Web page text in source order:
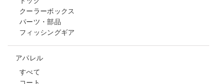
クーラーボックス
パーツ・部品
フィッシングギア
アパレル
すべて